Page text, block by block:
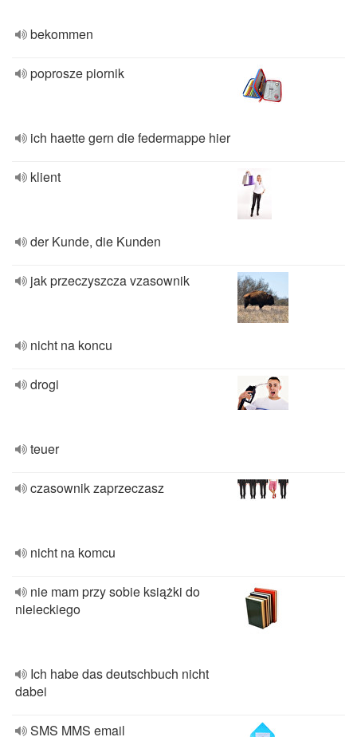
bekommen
poprosze piornik
ich haette gern die federmappe hier
klient
der Kunde, die Kunden
jak przeczyszcza vzasownik
nicht na koncu
drogi
teuer
czasownik zaprzeczasz
nicht na komcu
nie mam przy sobie książki do
nieieckiego
Ich habe das deutschbuch nicht
dabei
SMS MMS email